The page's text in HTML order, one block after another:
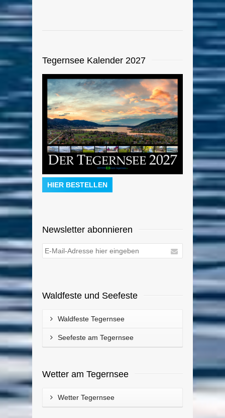
Tegernsee Kalender 2027
HIER BESTELLEN
Newsletter abonnieren
Waldfeste und Seefeste
Waldfeste Tegernsee
Seefeste am Tegernsee
Wetter am Tegernsee
Wetter Tegernsee